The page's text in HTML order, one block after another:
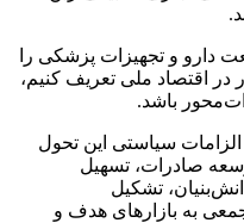
دارو و تجهیزات پزشکی را
در اقتصاد ملی تعریف کنیم،
باشد.
سیاستی این تحول
صادرات، تسهیل
تشکیل
به بازارهای هدف و